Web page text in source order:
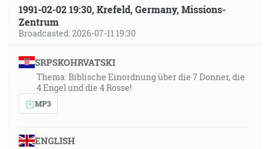
1991-02-02 19:30, Krefeld, Germany, Missions-
Zentrum
Broadcasted: 2026-07-11 19:30
SRPSKOHRVATSKI
Thema: Biblische Einordnung über die 7 Donner, die
4 Engel und die 4 Rosse!
MP3
ENGLISH